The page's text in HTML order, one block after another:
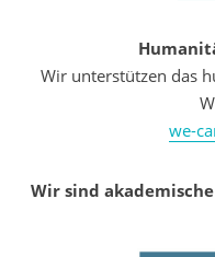
Wir unterstützen das
we-
Wir sind